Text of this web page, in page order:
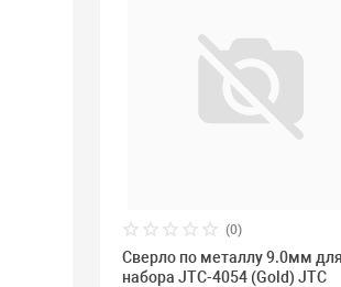
(0)
Сверло по металлу 9.0мм для
набора JTC-4054 (Gold) JTC